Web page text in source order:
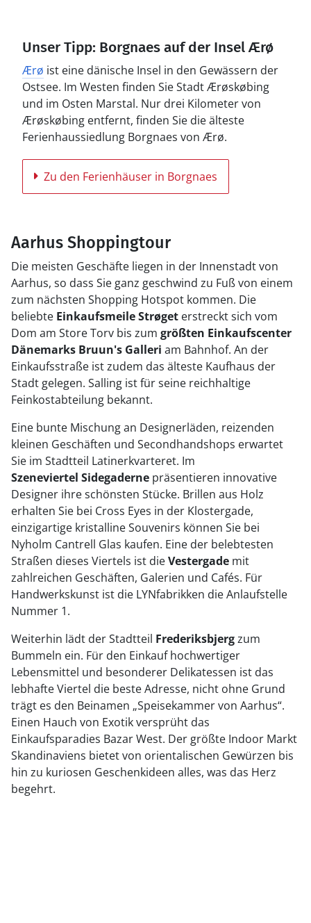
Unser Tipp: Borgnaes auf der Insel Ærø
Ærø ist eine dänische Insel in den Gewässern der
Ostsee. Im Westen finden Sie Stadt Ærøskøbing
und im Osten Marstal. Nur drei Kilometer von
Ærøskøbing entfernt, finden Sie die älteste
Ferienhaussiedlung Borgnaes von Ærø.
Zu den Ferienhäuser in Borgnaes
Aarhus Shoppingtour
Die meisten Geschäfte liegen in der Innenstadt von
Aarhus, so dass Sie ganz geschwind zu Fuß von einem
zum nächsten Shopping Hotspot kommen. Die
beliebte Einkaufsmeile Strøget erstreckt sich vom
Dom am Store Torv bis zum größten Einkaufscenter
Dänemarks Bruun's Galleri am Bahnhof. An der
Einkaufsstraße ist zudem das älteste Kaufhaus der
Stadt gelegen. Salling ist für seine reichhaltige
Feinkostabteilung bekannt.
Eine bunte Mischung an Designerläden, reizenden
kleinen Geschäften und Secondhandshops erwartet
Sie im Stadtteil Latinerkvarteret. Im
Szeneviertel Sidegaderne präsentieren innovative
Designer ihre schönsten Stücke. Brillen aus Holz
erhalten Sie bei Cross Eyes in der Klostergade,
einzigartige kristalline Souvenirs können Sie bei
Nyholm Cantrell Glas kaufen. Eine der belebtesten
Straßen dieses Viertels ist dieVestergade mit
zahlreichen Geschäften, Galerien und Cafés. Für
Handwerkskunst ist die LYNfabrikken die Anlaufstelle
Nummer 1.
Weiterhin lädt der Stadtteil Frederiksbjergzum
Bummeln ein. Für den Einkauf hochwertiger
Lebensmittel und besonderer Delikatessen ist das
lebhafte Viertel die beste Adresse, nicht ohne Grund
trägt es den Beinamen „Speisekammer von Aarhus“.
Einen Hauch von Exotik versprüht das
Einkaufsparadies Bazar West. Der größte Indoor Markt
Skandinaviens bietet von orientalischen Gewürzen bis
hin zu kuriosen Geschenkideen alles, was das Herz
begehrt.